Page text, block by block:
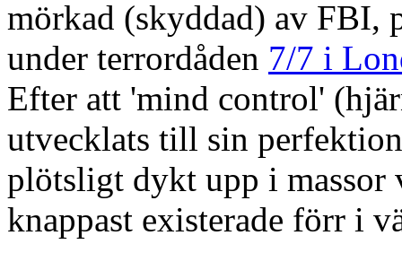
mörkad (skyddad) av FBI,
under terrordåden 7/7 i
Efter att 'mind control'
utvecklats till sin
plötsligt dykt upp i massor
knappast existerade förr i